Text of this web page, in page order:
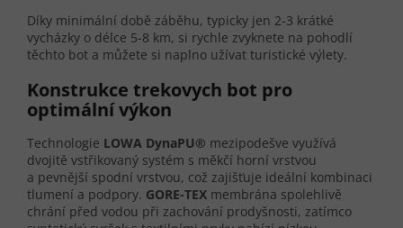
Díky minimální době záběhu, typicky jen 2-3 krátké
vycházky o délce 5-8 km, si rychle zvyknete na pohodlí
těchto bot a můžete si naplno užívat turistické výlety.
Konstrukce trekovych bot pro
optimální výkon
Technologie LOWA DynaPU® mezipodešve využívá
dvojitě vstřikovaný systém s měkčí horní vrstvou
a pevnější spodní vrstvou, což zajišťuje ideální kombinaci
tlumení a podpory. GORE-TEX membrána spolehlivě
chrání před vodou při zachování prodyšnosti, zatímco